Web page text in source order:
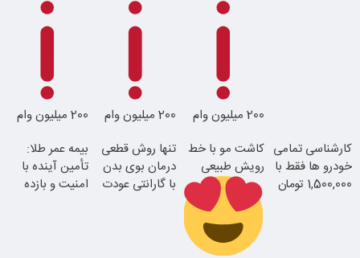
200 میلیون وام 200 میلیون وام 200 میلیون وام
کارشناسی تمامی
خودرو ها فقط با
1,500,000 تومان
کاشت مو با خط
رویش طبیعی
تنها روش قطعی
درمان بوی بدن
با گارانتی عودت
بیمه عمر طلا:
تأمین آینده با
امنیت و بازده